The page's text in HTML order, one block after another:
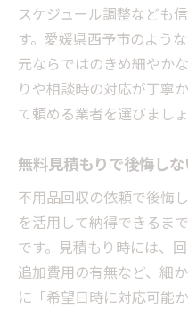
スケジュール調整なども
す。愛媛県西予市のよう
元ならではのきめ細やか
りや相談時の対応が丁寧
て頼める業者を選びましょ
無料見積もりで後悔し
不用品回収の依頼で後悔
を活用して納得できるま
です。見積もり時には、
追加費用の有無など、細
に「希望日時に対応可能